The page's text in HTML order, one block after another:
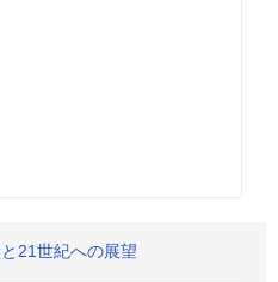
21世紀への展望